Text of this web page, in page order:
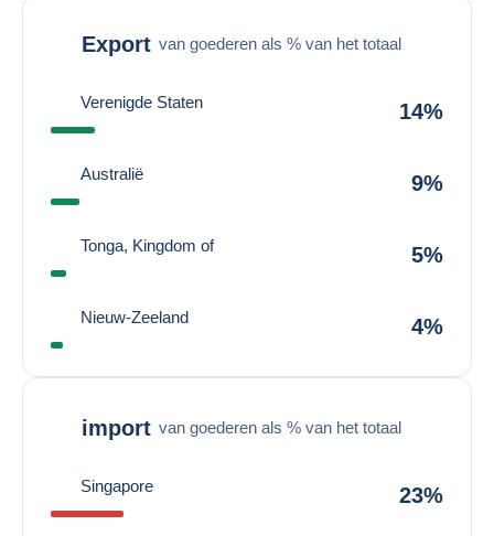
Export van goederen als % van het totaal
Verenigde Staten 14%
Australië 9%
Tonga, Kingdom of 5%
Nieuw-Zeeland 4%
import van goederen als % van het totaal
Singapore 23%